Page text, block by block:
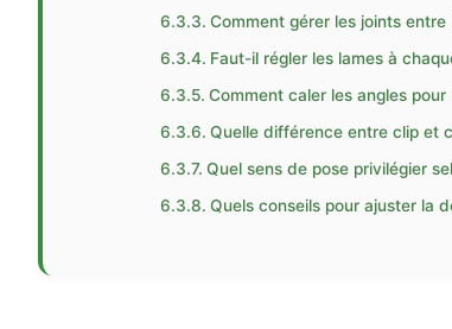
Comment gérer les joints
Faut-il régler les lames à
Comment caler les angles
Quelle différence entre clip et
Quel sens de pose privilégier
Quels conseils pour ajuster la